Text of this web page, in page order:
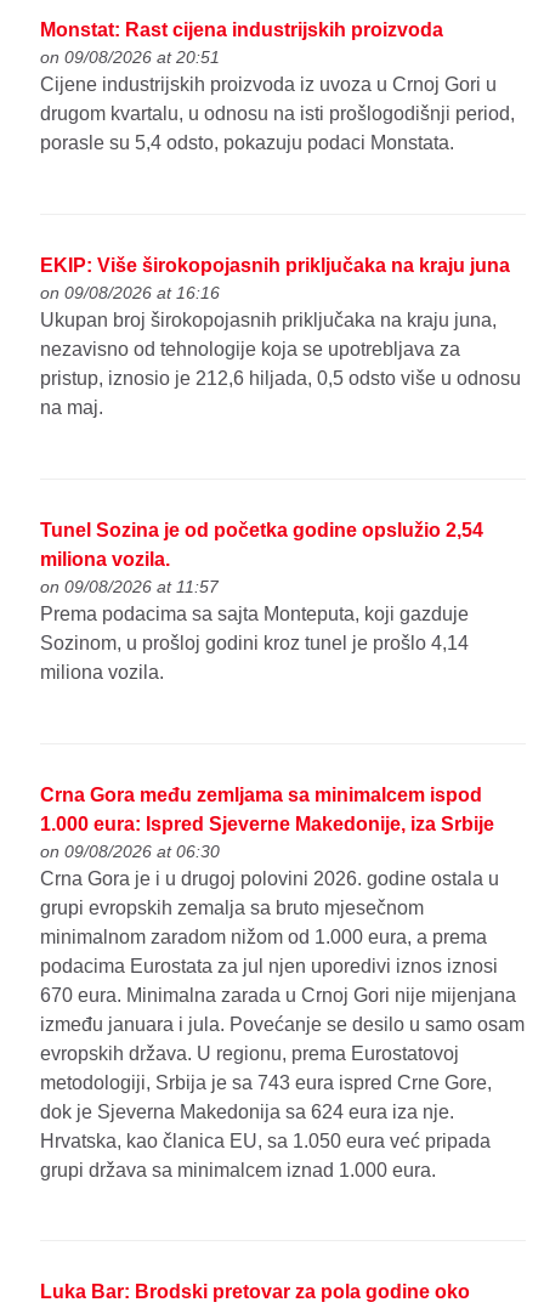
Monstat: Rast cijena industrijskih proizvoda
on 09/08/2026 at 20:51
Cijene industrijskih proizvoda iz uvoza u Crnoj Gori u
drugom kvartalu, u odnosu na isti prošlogodišnji period,
porasle su 5,4 odsto, pokazuju podaci Monstata.
EKIP: Više širokopojasnih priključaka na kraju juna
on 09/08/2026 at 16:16
Ukupan broj širokopojasnih priključaka na kraju juna,
nezavisno od tehnologije koja se upotrebljava za
pristup, iznosio je 212,6 hiljada, 0,5 odsto više u odnosu
na maj.
Tunel Sozina je od početka godine opslužio 2,54
miliona vozila.
on 09/08/2026 at 11:57
Prema podacima sa sajta Monteputa, koji gazduje
Sozinom, u prošloj godini kroz tunel je prošlo 4,14
miliona vozila.
Crna Gora među zemljama sa minimalcem ispod
1.000 eura: Ispred Sjeverne Makedonije, iza Srbije
on 09/08/2026 at 06:30
Crna Gora je i u drugoj polovini 2026. godine ostala u
grupi evropskih zemalja sa bruto mjesečnom
minimalnom zaradom nižom od 1.000 eura, a prema
podacima Eurostata za jul njen uporedivi iznos iznosi
670 eura. Minimalna zarada u Crnoj Gori nije mijenjana
između januara i jula. Povećanje se desilo u samo osam
evropskih država. U regionu, prema Eurostatovoj
metodologiji, Srbija je sa 743 eura ispred Crne Gore,
dok je Sjeverna Makedonija sa 624 eura iza nje.
Hrvatska, kao članica EU, sa 1.050 eura već pripada
grupi država sa minimalcem iznad 1.000 eura.
Luka Bar: Brodski pretovar za pola godine oko